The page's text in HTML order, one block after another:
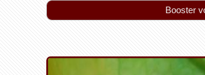
Booster